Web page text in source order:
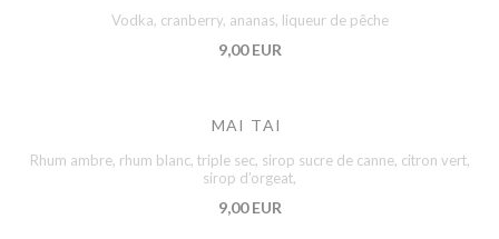
Vodka, cranberry, ananas, liqueur de pêche
9,00 EUR
MAI TAI
Rhum ambre, rhum blanc, triple sec, sirop sucre de canne, citron vert,
sirop d’orgeat,
9,00 EUR